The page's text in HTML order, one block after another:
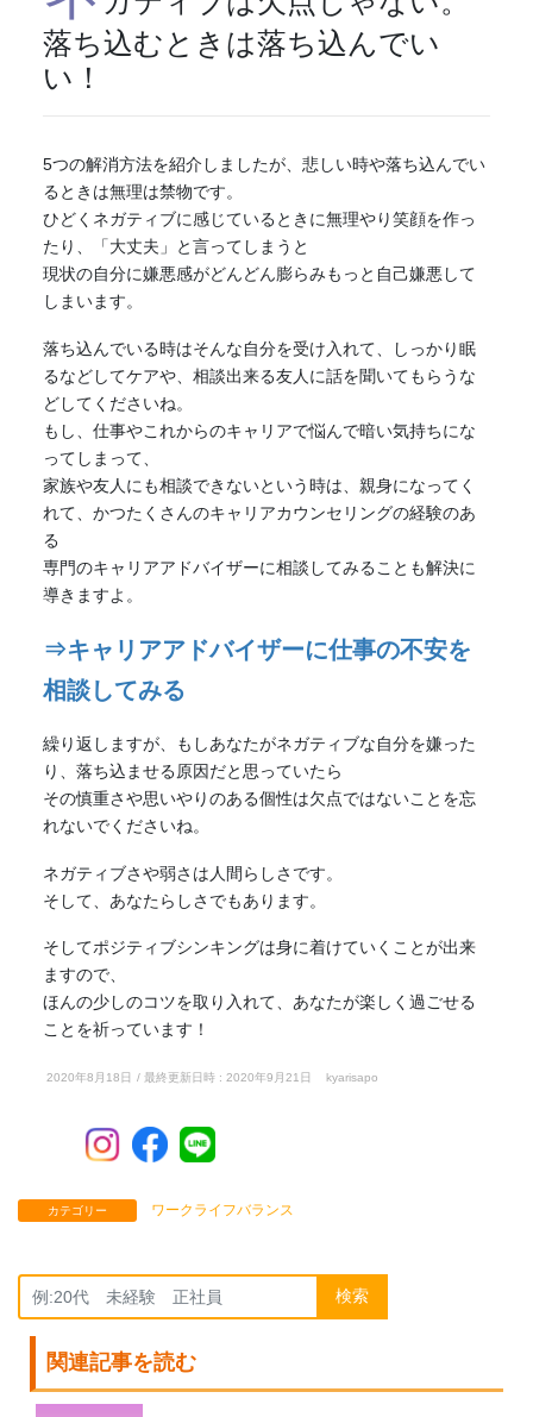
落ち込むときは落ち込んでい
い！
5つの解消方法を紹介しましたが、悲しい時や落ち込んでい
るときは無理は禁物です。
ひどく ネガティブに感じているときに無理やり笑顔を作っ
たり、「大丈夫」と言ってしまうと
現状の自分に嫌悪感がどんどん膨らみもっと自己嫌悪して
しまいます。
落ち込んでいる時はそんな自分を受け入れて、しっかり眠
るなどしてケアや、相談出来る友人に話を聞いてもらうな
どしてくださいね。
もし、仕事やこれからのキャリアで悩んで暗い気持ちにな
ってしまって、
家族や友人にも相談できないという時は、親身になってく
れて、かつたくさんのキャリアカウンセリングの経験のあ
る
専門のキャリアアドバイザーに相談してみることも解決に
導きますよ。
⇒キャリアアドバイザーに仕事の不安を
相談してみる
繰り返しますが、もしあなたがネガティブな自分を嫌った
り、落ち込ませる原因だと思っていたら
その慎重さや思いやりのある個性は欠点ではないことを忘
れないでくださいね。
ネガティブさや弱さは人間らしさです。
そして、あなたらしさでもあります。
そしてポジティブシンキングは身に着けていくことが出来
ますので、
ほんの少しのコツを取り入れて、あなたが楽しく過ごせる
ことを祈っています！
2020年8月18日 / 最終更新日時 : 2020年9月21日 kyarisapo
カテゴリー ワークライフバランス
検索
関連記事を読む